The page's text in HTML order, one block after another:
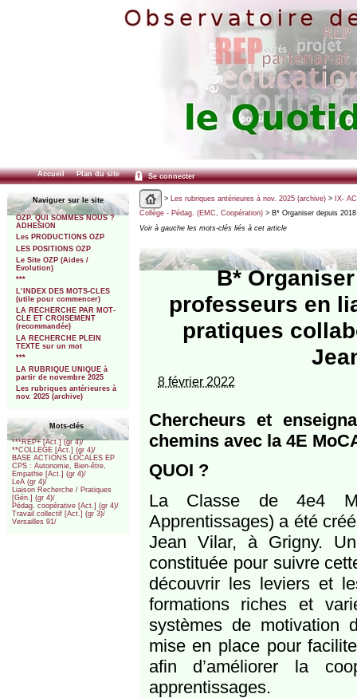
Accueil Plan du site Se connecter
Naviguer sur le site
OZP. QUI SOMMES NOUS ?
ADHESION
Les PRODUCTIONS OZP
LES POSITIONS OZP
Le Site OZP (Aides /
Evolution)
***
L’INDEX DES MOTS-CLES
(utile pour commencer)
LA RECHERCHE PAR MOT-
CLE ET CROISEMENT
(recommandée)
LA RECHERCHE PLEIN
TEXTE sur un mot
***
LA RUBRIQUE UNIQUE à
partir de novembre 2025
Les rubriques antérieures à
nov. 2025 (archive)
Mots-clés
***REP+ [Act.] (gr 4)/
**COLLEGE [Act.] (gr 4)/
BASE ACTIONS LOCALES EP
CPS : Autonomie, Bien-être,
Empathie [Act.] (gr 4)/
LeA (gr 4)/
Liaison Recherche / Pratiques
[Gén.] (gr 4)/
Pédag. coopérative [Act.] (gr 4)/
Travail collectif [Act.] (gr 3)/
Versailles 91/
> Les rubriques antérieures à nov. 2025 (archive)> IX-
Collège - Pédag. (EMC, Coopération)> B* Organiser depuis
Voir à gauche les mots-clés liés à cet article
B*
professeurs en
pratiques
8 février 2022
Chercheurs et
chemins avec la 4E
QUOI ?
La Classe de 4e4
Apprentissages) a été
Jean Vilar, à Grigny.
constituée pour suivre
découvrir les leviers et
formations riches et
systèmes de motivation
mise en place pour
afin d’améliorer la
apprentissages.